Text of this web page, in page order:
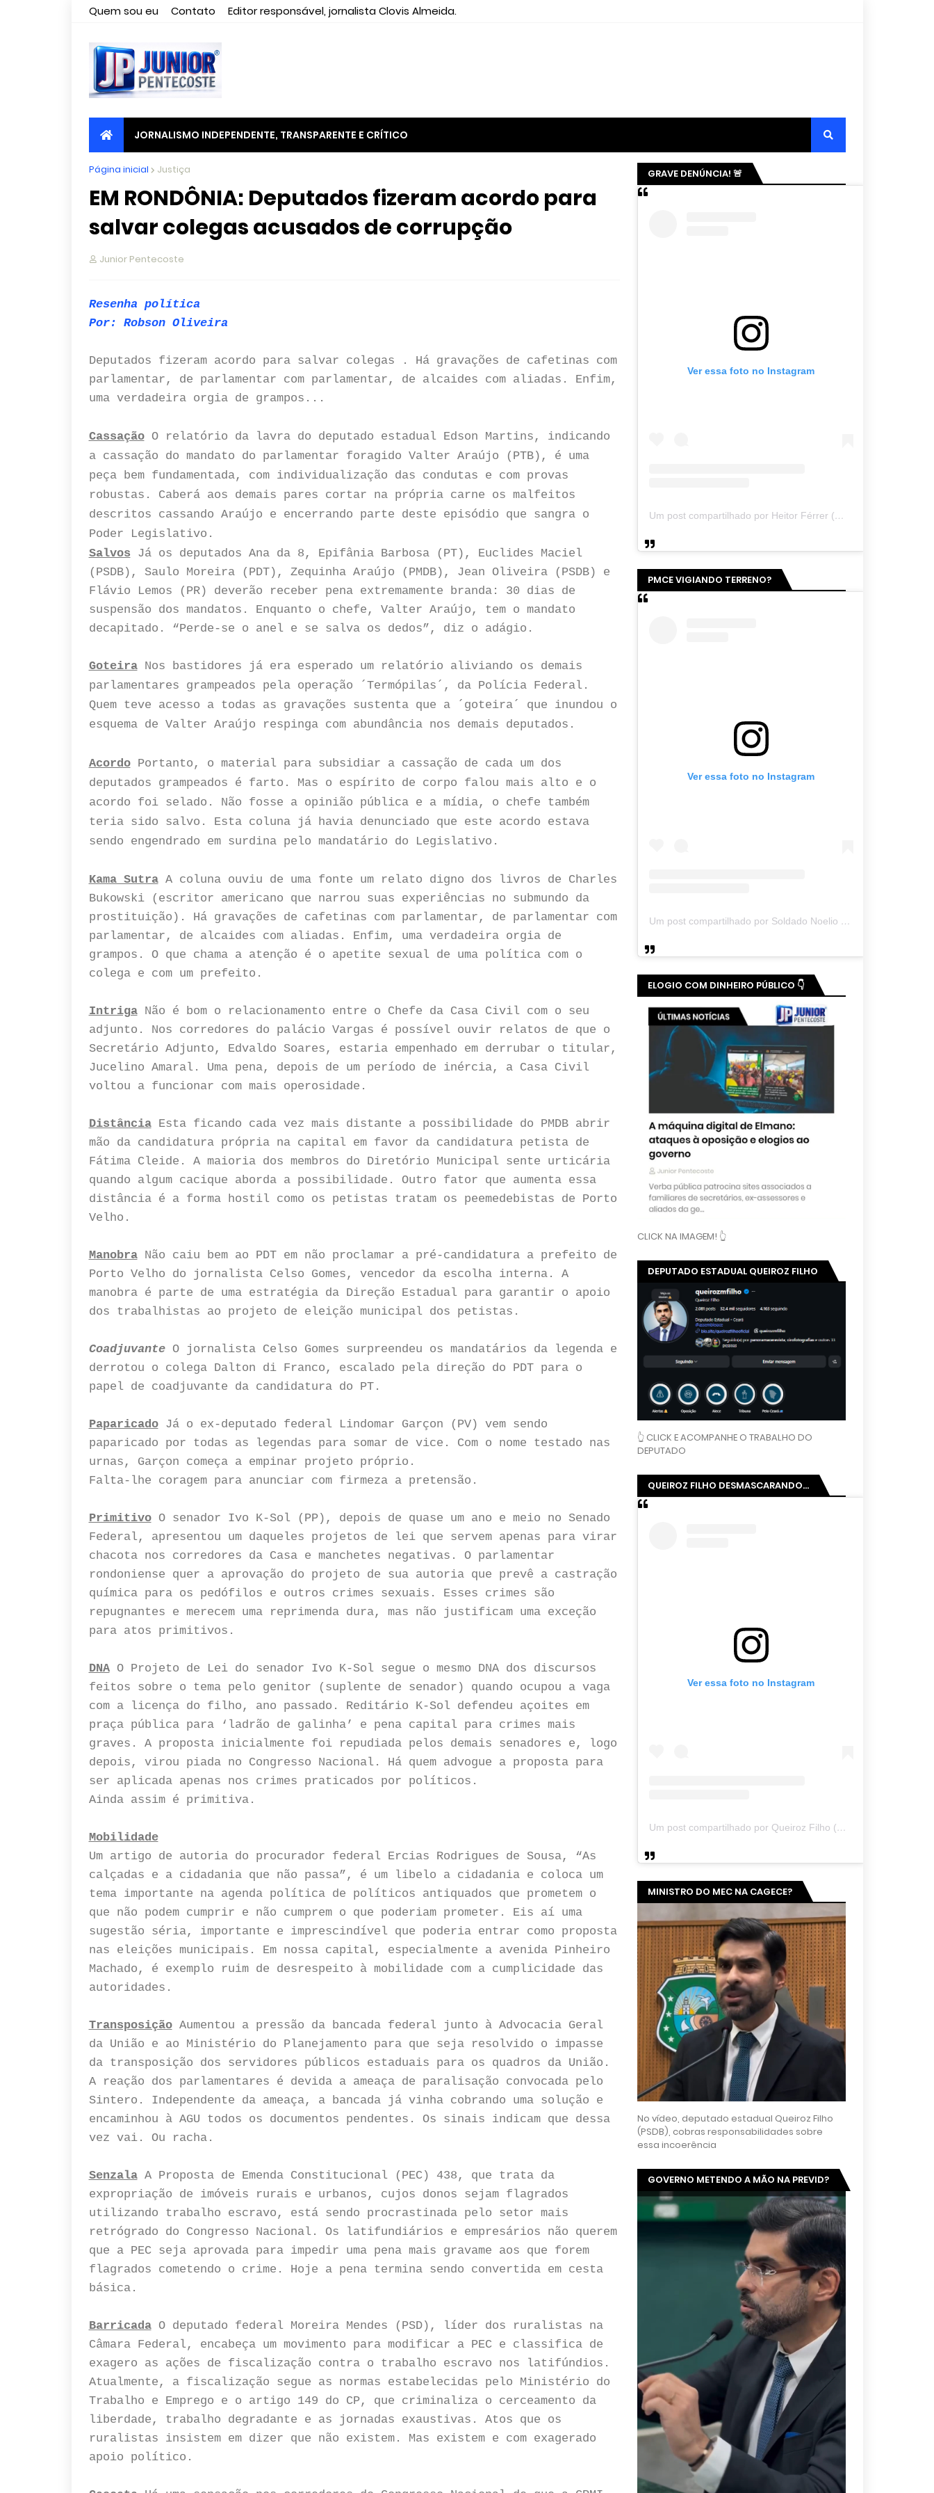
Quem sou eu Contato Editor responsável, jornalista Clovis Almeida.
JORNALISMO INDEPENDENTE, TRANSPARENTE E CRÍTICO
Página inicial Justiça
EM RONDÔNIA: Deputados fizeram acordo para
salvar colegas acusados de corrupção
Junior Pentecoste
Resenha política
Por: Robson Oliveira
Deputados fizeram acordo para salvar colegas . Há gravações de cafetinas com
parlamentar, de parlamentar com parlamentar, de alcaides com aliadas. Enfim,
uma verdadeira orgia de grampos...
CassaçãoO relatório da lavra do deputado estadual Edson Martins, indicando
a cassação do mandato do parlamentar foragido Valter Araújo (PTB), é uma
peça bem fundamentada, com individualização das condutas e com provas
robustas. Caberá aos demais pares cortar na própria carne os malfeitos
descritos cassando Araújo e encerrando parte deste episódio que sangra o
Poder Legislativo.
Salvos Já os deputados Ana da 8, Epifânia Barbosa (PT), Euclides Maciel
(PSDB), Saulo Moreira (PDT), Zequinha Araújo (PMDB), Jean Oliveira (PSDB) e
Flávio Lemos (PR) deverão receber pena extremamente branda: 30 dias de
suspensão dos mandatos. Enquanto o chefe, Valter Araújo, tem o mandato
decapitado. “Perde-se o anel e se salva os dedos”, diz o adágio.
GoteiraNos bastidores já era esperado um relatório aliviando os demais
parlamentares grampeados pela operação ´Termópilas´, da Polícia Federal.
Quem teve acesso a todas as gravações sustenta que a ´goteira´ que inundou o
esquema de Valter Araújo respinga com abundância nos demais deputados.
AcordoPortanto, o material para subsidiar a cassação de cada um dos
deputados grampeados é farto. Mas o espírito de corpo falou mais alto e o
acordo foi selado. Não fosse a opinião pública e a mídia, o chefe também
teria sido salvo. Esta coluna já havia denunciado que este acordo estava
sendo engendrado em surdina pelo mandatário do Legislativo.
Kama SutraA coluna ouviu de uma fonte um relato digno dos livros de Charles
Bukowski (escritor americano que narrou suas experiências no submundo da
prostituição). Há gravações de cafetinas com parlamentar, de parlamentar com
parlamentar, de alcaides com aliadas. Enfim, uma verdadeira orgia de
grampos. O que chama a atenção é o apetite sexual de uma política com o
colega e com um prefeito.
IntrigaNão é bom o relacionamento entre o Chefe da Casa Civil com o seu
adjunto. Nos corredores do palácio Vargas é possível ouvir relatos de que o
Secretário Adjunto, Edvaldo Soares, estaria empenhado em derrubar o titular,
Jucelino Amaral. Uma pena, depois de um período de inércia, a Casa Civil
voltou a funcionar com mais operosidade.
DistânciaEsta ficando cada vez mais distante a possibilidade do PMDB abrir
mão da candidatura própria na capital em favor da candidatura petista de
Fátima Cleide. A maioria dos membros do Diretório Municipal sente urticária
quando algum cacique aborda a possibilidade. Outro fator que aumenta essa
distância é a forma hostil como os petistas tratam os peemedebistas de Porto
Velho.
ManobraNão caiu bem ao PDT em não proclamar a pré-candidatura a prefeito de
Porto Velho do jornalista Celso Gomes, vencedor da escolha interna. A
manobra é parte de uma estratégia da Direção Estadual para garantir o apoio
dos trabalhistas ao projeto de eleição municipal dos petistas.
CoadjuvanteO jornalista Celso Gomes surpreendeu os mandatários da legenda e
derrotou o colega Dalton di Franco, escalado pela direção do PDT para o
papel de coadjuvante da candidatura do PT.
PaparicadoJá o ex-deputado federal Lindomar Garçon (PV) vem sendo
paparicado por todas as legendas para somar de vice. Com o nome testado nas
urnas, Garçon começa a empinar projeto próprio.
Falta-lhe coragem para anunciar com firmeza a pretensão.
PrimitivoO senador Ivo K-Sol (PP), depois de quase um ano e meio no Senado
Federal, apresentou um daqueles projetos de lei que servem apenas para virar
chacota nos corredores da Casa e manchetes negativas. O parlamentar
rondoniense quer a aprovação do projeto de sua autoria que prevê a castração
química para os pedófilos e outros crimes sexuais. Esses crimes são
repugnantes e merecem uma reprimenda dura, mas não justificam uma exceção
para atos primitivos.
DNAO Projeto de Lei do senador Ivo K-Sol segue o mesmo DNA dos discursos
feitos sobre o tema pelo genitor (suplente de senador) quando ocupou a vaga
com a licença do filho, ano passado. Reditário K-Sol defendeu açoites em
praça pública para ‘ladrão de galinha’ e pena capital para crimes mais
graves. A proposta inicialmente foi repudiada pelos demais senadores e, logo
depois, virou piada no Congresso Nacional. Há quem advogue a proposta para
ser aplicada apenas nos crimes praticados por políticos.
Ainda assim é primitiva.
Mobilidade
Um artigo de autoria do procurador federal Ercias Rodrigues de Sousa, “As
calçadas e a cidadania que não passa”, é um libelo a cidadania e coloca um
tema importante na agenda política de políticos antiquados que prometem o
que não podem cumprir e não cumprem o que poderiam prometer. Eis aí uma
sugestão séria, importante e imprescindível que poderia entrar como proposta
nas eleições municipais. Em nossa capital, especialmente a avenida Pinheiro
Machado, é exemplo ruim de desrespeito à mobilidade com a cumplicidade das
autoridades.
TransposiçãoAumentou a pressão da bancada federal junto à Advocacia Geral
da União e ao Ministério do Planejamento para que seja resolvido o impasse
da transposição dos servidores públicos estaduais para os quadros da União.
A reação dos parlamentares é devida a ameaça de paralisação convocada pelo
Sintero. Independente da ameaça, a bancada já vinha cobrando uma solução e
encaminhou à AGU todos os documentos pendentes. Os sinais indicam que dessa
vez vai. Ou racha.
SenzalaA Proposta de Emenda Constitucional (PEC) 438, que trata da
expropriação de imóveis rurais e urbanos, cujos donos sejam flagrados
utilizando trabalho escravo, está sendo procrastinada pelo setor mais
retrógrado do Congresso Nacional. Os latifundiários e empresários não querem
que a PEC seja aprovada para impedir uma pena mais gravame aos que forem
flagrados cometendo o crime. Hoje a pena termina sendo convertida em cesta
básica.
BarricadaO deputado federal Moreira Mendes (PSD), líder dos ruralistas na
Câmara Federal, encabeça um movimento para modificar a PEC e classifica de
exagero as ações de fiscalização contra o trabalho escravo nos latifúndios.
Atualmente, a fiscalização segue as normas estabelecidas pelo Ministério do
Trabalho e Emprego e o artigo 149 do CP, que criminaliza o cerceamento da
liberdade, trabalho degradante e as jornadas exaustivas. Atos que os
ruralistas insistem em dizer que não existem. Mas existem e com exagerado
apoio político.
GRAVE DENÚNCIA! 🚨
Ver essa foto no Instagram
Um post compartilhado por Heitor Férrer (@heitor_ferrer77)
PMCE VIGIANDO TERRENO?
Ver essa foto no Instagram
Um post compartilhado por Soldado Noelio (@soldadonoelio)
ELOGIO COM DINHEIRO PÚBLICO 👇
CLICK NA IMAGEM! 👆
DEPUTADO ESTADUAL QUEIROZ FILHO
👆 CLICK E ACOMPANHE O TRABALHO DO
DEPUTADO
QUEIROZ FILHO DESMASCARANDO...
Ver essa foto no Instagram
Um post compartilhado por Queiroz Filho (@queirozmfilho)
MINISTRO DO MEC NA CAGECE?
No vídeo, deputado estadual Queiroz Filho
(PSDB), cobras responsabilidades sobre
essa incoerência
GOVERNO METENDO A MÃO NA PREVID?